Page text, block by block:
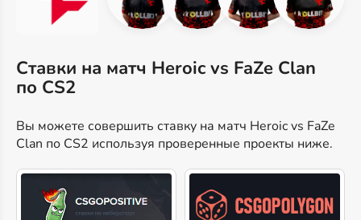
Ставки на матч Heroic vs FaZe Clan
по CS2
Вы можете совершить ставку на матч Heroic vs FaZe
Clan по CS2 используя проверенные проекты ниже.